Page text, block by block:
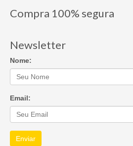
Compra 100% segura
Newsletter
Nome:
Email:
Enviar